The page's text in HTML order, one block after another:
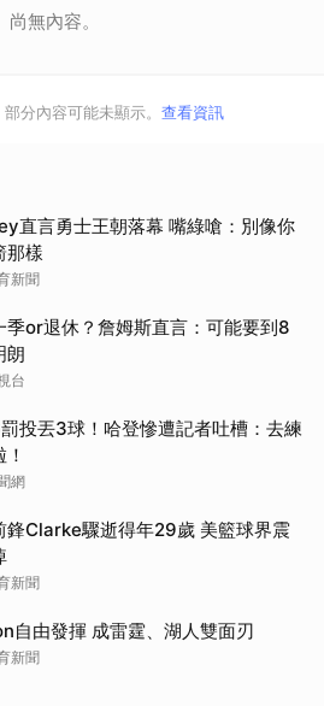
尚無內容。
分內容可能未顯示。 查看資訊
直言勇士王朝落幕 嘴綠嗆：別像你
那樣
新聞
季or退休？詹姆斯直言：可能要到8
朗
台
投丟3球！哈登慘遭記者吐槽：去練
網
鋒Clarke驟逝得年29歲 美籃球界震
新聞
自由發揮 成雷霆、湖人雙面刃
新聞